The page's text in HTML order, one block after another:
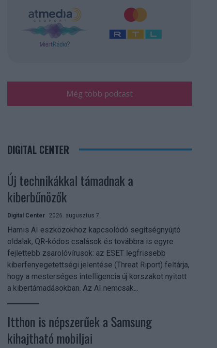
Még több podcast
DIGITAL CENTER
Új technikákkal támadnak a
kiberbűnözők
Digital Center 2026. augusztus 7.
Hamis AI eszközökhöz kapcsolódó segítségnyújtó
oldalak, QR-kódos csalások és továbbra is egyre
fejlettebb zsarolóvírusok: az ESET legfrissebb
kiberfenyegetettségi jelentése (Threat Riport) feltárja,
hogy a mesterséges intelligencia új korszakot nyitott
a kibertámadásokban. Az AI nemcsak...
Itthon is népszerűek a Samsung
kihajtható mobiljai